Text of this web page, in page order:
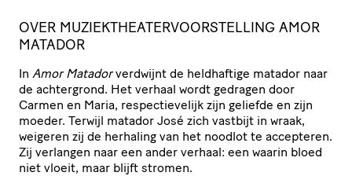
OVER MUZIEKTHEATERVOORSTELLING AMOR
MATADOR
In Amor Matadorverdwijnt de heldhaftige matador naar
de achtergrond. Het verhaal wordt gedragen door
Carmen en Maria, respectievelijk zijn geliefde en zijn
moeder. Terwijl matador José zich vastbijt in wraak,
weigeren zij de herhaling van het noodlot te accepteren.
Zij verlangen naar een ander verhaal: een waarin bloed
niet vloeit, maar blijft stromen.